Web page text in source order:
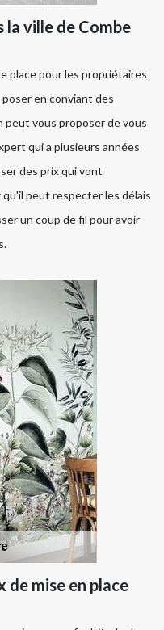
la ville de Combe
place pour les propriétaires
en conviant des
peut vous proposer de vous
qui a plusieurs années
des prix qui vont
peut respecter les délais
un coup de fil pour avoir
de mise en place